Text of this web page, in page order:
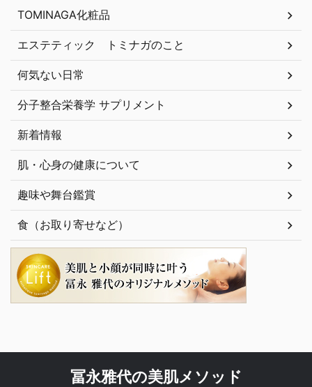
TOMINAGA化粧品
エステティック トミナガのこと
何気ない日常
分子整合栄養学 サプリメント
新着情報
肌・心身の健康について
趣味や舞台鑑賞
食（お取り寄せなど）
冨永雅代の美肌メソッド